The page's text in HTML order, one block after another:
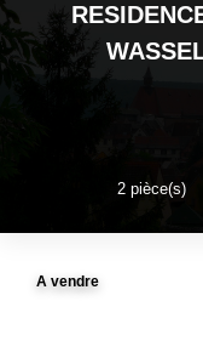
2pièce(s)
A vendre